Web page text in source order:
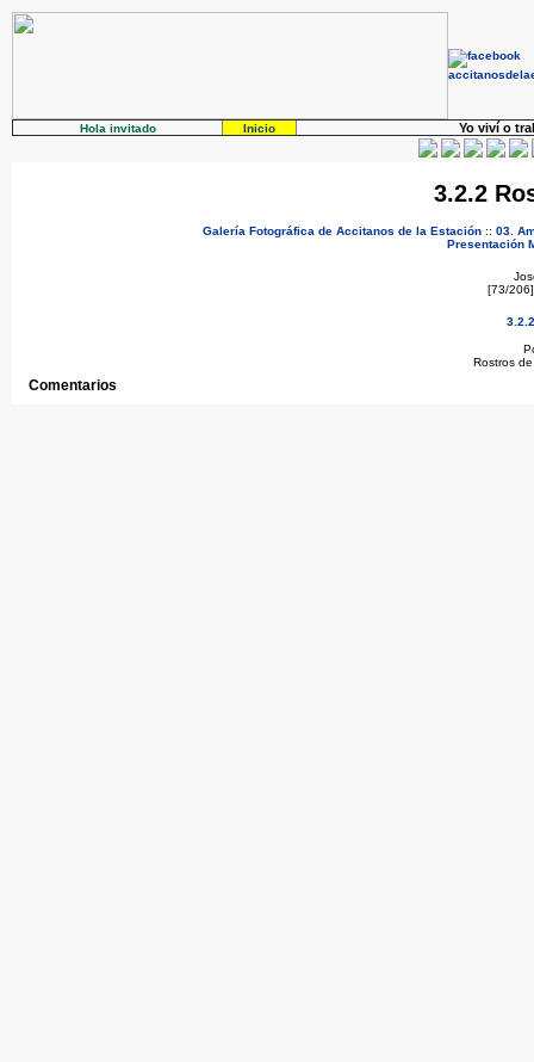
Hola invitado Inicio Yo viví o
3.2.2
Galería Fotográfica de Accitanos de la Estación:: 03.
Presentación
[73/
Rostros
Comentarios